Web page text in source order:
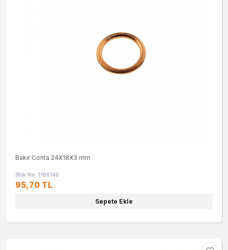
Bakır Conta 24X18X3 mm
Stok No: 1186140
95,70 TL
Sepete Ekle